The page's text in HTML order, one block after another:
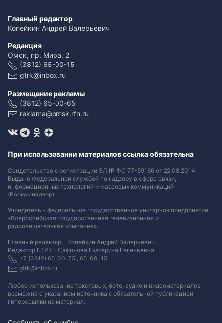
Главный редактор
Копейкин Андрей Валерьевич
Редакция
Омск, пр. Мира, 2
(3812) 65-00-15
gtrk@inbox.ru
Размещение рекламы
(3812) 65-00-65
reklama@omsk.rfn.ru
При использовании материалов ссылка обязательна
Свидетельство о регистрации ЭЛ № ФС 77-59166 от 22.08.2014.
Выдано Федеральной службой по надзору в сфере связи,
информационных технологий и массовых коммуникаций
(Роскомнадзор).
Учредитель - федеральное государственное унитарное предприятие
«Всероссийская государственная телевизионная и
радиовещательная компания».
Главный редактор - Копейкин Андрей Валерьевич.
Редактор ГТРК - Сафонова Екатерина Евгеньевна.
+7 (3812) 65-00-75 , 65-00-15.
gtrk@inbox.ru
Любое использование текстовых, фото, аудио и видеоматериалов
возможна с указанием источника с обязательной публикацией
гиперссылки на материал.